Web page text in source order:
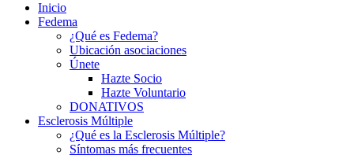
Inicio
Fedema
¿Qué es Fedema?
Ubicación asociaciones
Únete
Hazte Socio
Hazte Voluntario
DONATIVOS
Esclerosis Múltiple
¿Qué es la Esclerosis Múltiple?
Síntomas más frecuentes